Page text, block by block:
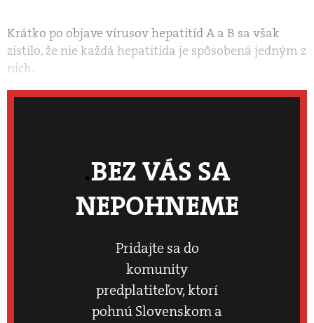
Krátko po objave vírusov hepatitíd A a B sa však
zistilo, že nie každá hepatitída je spôsobená jedným z
nich.
BEZ VÁS SA
NEPOHNEME
Pridajte sa do
komunity
predplatiteľov, ktorí
pohnú Slovenskom a